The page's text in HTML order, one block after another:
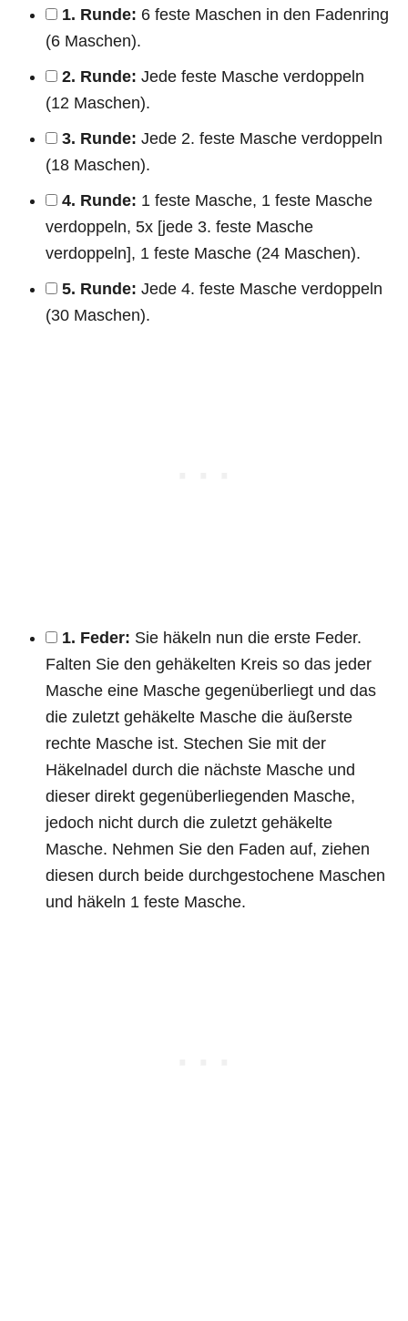
1. Runde: 6 feste Maschen in den Fadenring
(6 Maschen).
2. Runde: Jede feste Masche verdoppeln
(12 Maschen).
3. Runde: Jede 2. feste Masche verdoppeln
(18 Maschen).
4. Runde: 1 feste Masche, 1 feste Masche
verdoppeln, 5x [jede 3. feste Masche
verdoppeln], 1 feste Masche (24 Maschen).
5. Runde: Jede 4. feste Masche verdoppeln
(30 Maschen).
1. Feder: Sie häkeln nun die erste Feder.
Falten Sie den gehäkelten Kreis so das jeder
Masche eine Masche gegenüberliegt und das
die zuletzt gehäkelte Masche die äußerste
rechte Masche ist. Stechen Sie mit der
Häkelnadel durch die nächste Masche und
dieser direkt gegenüberliegenden Masche,
jedoch nicht durch die zuletzt gehäkelte
Masche. Nehmen Sie den Faden auf, ziehen
diesen durch beide durchgestochene Maschen
und häkeln 1 feste Masche.